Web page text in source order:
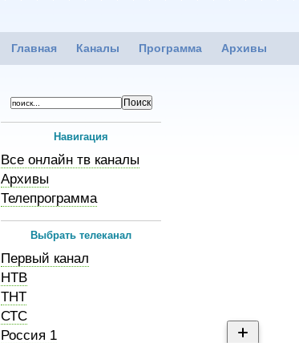
Главная Каналы Программа Архивы
Навигация
Все онлайн тв каналы
Архивы
Телепрограмма
Выбрать телеканал
Первый канал
НТВ
ТНТ
СТС
Россия 1